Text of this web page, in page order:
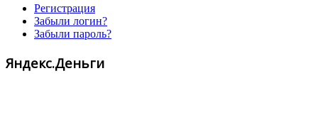
Регистрация
Забыли логин?
Забыли пароль?
Яндекс.Деньги